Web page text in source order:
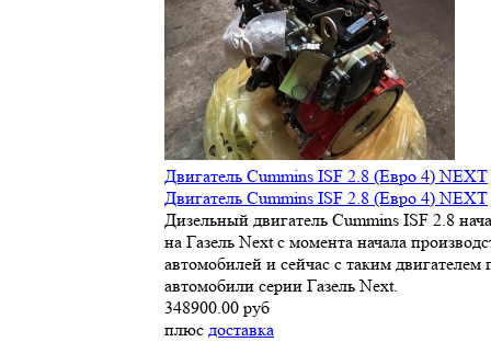
Двигатель Cummins ISF 2.8 (Евро 4) NEXT
Двигатель Cummins ISF 2.8 (Евро 4) NEXT
Дизельный двигатель Cummins ISF 2.8
на Газель Next с момента начала
автомобилей и сейчас с таким двигателем
автомобили серии Газель Next.
348900.00 руб
плюс доставка